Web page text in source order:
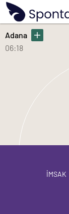
Adana
06:18
İMSAK